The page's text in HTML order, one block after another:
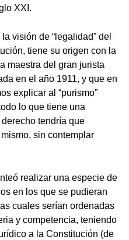
XXI.
visión de “legalidad” del
tiene su origen con la
maestra del gran jurista
en el año 1911, y que en
explicar al “purismo”
lo que tiene una
tendría que
sin contemplar
realizar una especie de
en los que se pudieran
cuales serían ordenadas
y competencia, teniendo
a la Constitución (de